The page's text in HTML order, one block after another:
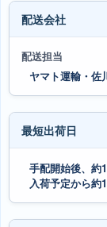
配送会社
配送担当
ヤマト運輸・佐
最短出荷日
手配開始後、約
入荷予定から約